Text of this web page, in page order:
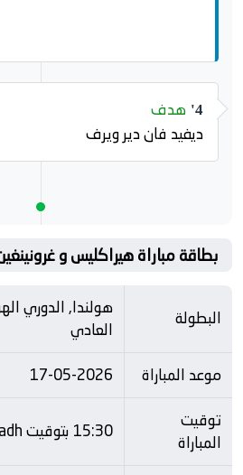
4' هدف
ديفيد فان دير ويرف
بطاقة مباراة هيراكليس و
البطولة
هولندا, الدوري
العادي
موعد المباراة
17-05-2026
توقيت
المباراة
15:30 بتوقيت Asia/Riyadh